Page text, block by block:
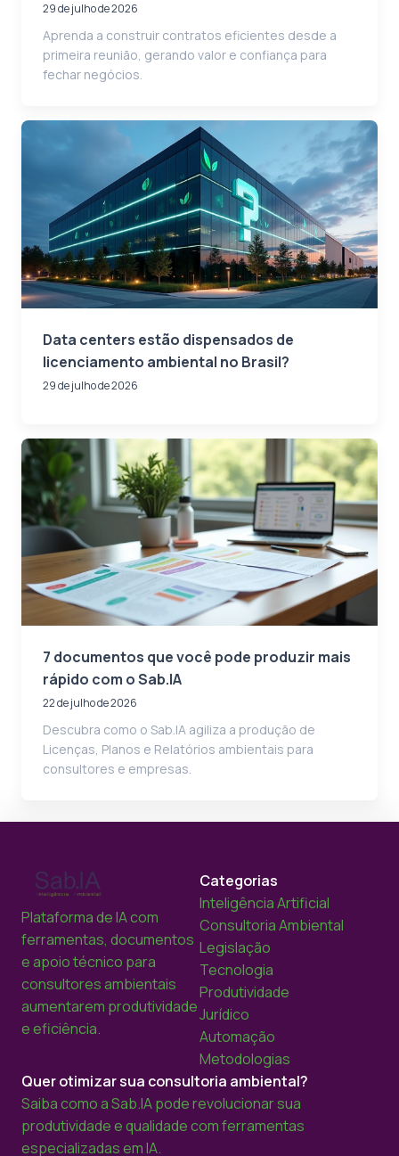
29 de julho de 2026
Aprenda a construir contratos eficientes desde a
primeira reunião, gerando valor e confiança para
fechar negócios.
Data centers estão dispensados de
licenciamento ambiental no Brasil?
29 de julho de 2026
7 documentos que você pode produzir mais
rápido com o Sab.IA
22 de julho de 2026
Descubra como o Sab.IA agiliza a produção de
Licenças, Planos e Relatórios ambientais para
consultores e empresas.
Plataforma de IA com
ferramentas, documentos
e apoio técnico para
consultores ambientais
aumentarem produtividade
e eficiência.
Categorias
Inteligência Artificial
Consultoria Ambiental
Legislação
Tecnologia
Produtividade
Jurídico
Automação
Metodologias
Quer otimizar sua consultoria ambiental?
Saiba como a Sab.IA pode revolucionar sua
produtividade e qualidade com ferramentas
especializadas em IA.